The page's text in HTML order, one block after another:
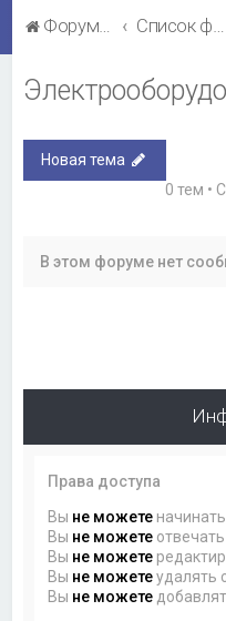
Форум Рено Список форумов
Новая тема
0 тем •
В этом форуме нет
Права доступа
Вы не можете
Вы не можете
Вы не можете
Вы не можетеудалять
Вы не можете